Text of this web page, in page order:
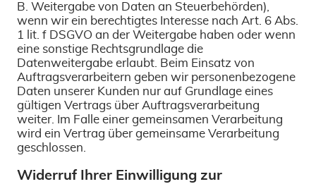
B. Weitergabe von Daten an Steuerbehörden),
wenn wir ein berechtigtes Interesse nach Art. 6 Abs.
1 lit. f DSGVO an der Weitergabe haben oder wenn
eine sonstige Rechtsgrundlage die
Datenweitergabe erlaubt. Beim Einsatz von
Auftragsverarbeitern geben wir personenbezogene
Daten unserer Kunden nur auf Grundlage eines
gültigen Vertrags über Auftragsverarbeitung
weiter. Im Falle einer gemeinsamen Verarbeitung
wird ein Vertrag über gemeinsame Verarbeitung
geschlossen.
Widerruf Ihrer Einwilligung zur